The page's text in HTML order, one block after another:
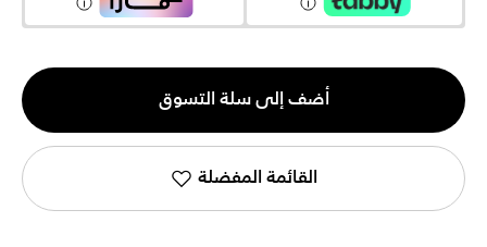
الكمية
1
أضف إلى سلة التسوق
القائمة المفضلة